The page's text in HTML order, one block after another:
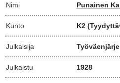
Nimi Punainen
Kunto K2
Julkaisija
Julkaistu 1928